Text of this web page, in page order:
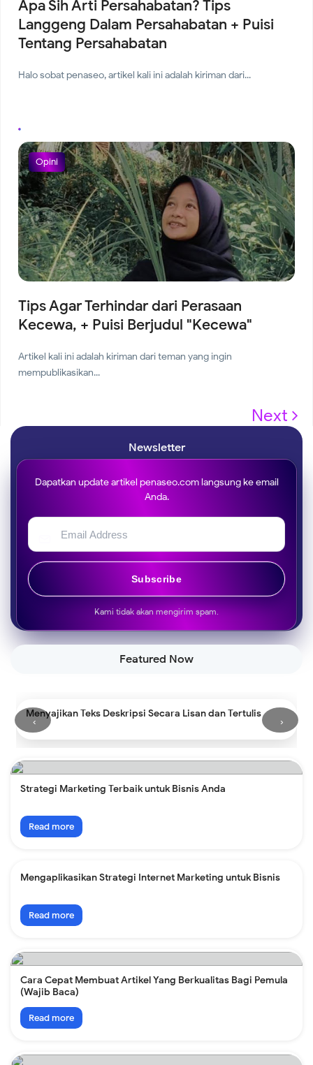
Apa Sih Arti Persahabatan? Tips
Langgeng Dalam Persahabatan + Puisi
Tentang Persahabatan
Halo sobat penaseo, artikel kali ini adalah kiriman dari...
Opini
Tips Agar Terhindar dari Perasaan
Kecewa, + Puisi Berjudul "Kecewa"
Artikel kali ini adalah kiriman dari teman yang ingin
mempublikasikan...
Next
Newsletter
Dapatkan update artikel penaseo.com langsung ke email
Anda.
Subscribe
Kami tidak akan mengirim spam.
Featured Now
‹
Menyajikan Teks Deskripsi Secara Lisan dan Tertulis
›
Strategi Marketing Terbaik untuk Bisnis Anda
Read more
Mengaplikasikan Strategi Internet Marketing untuk Bisnis
Read more
Cara Cepat Membuat Artikel Yang Berkualitas Bagi Pemula
(Wajib Baca)
Read more